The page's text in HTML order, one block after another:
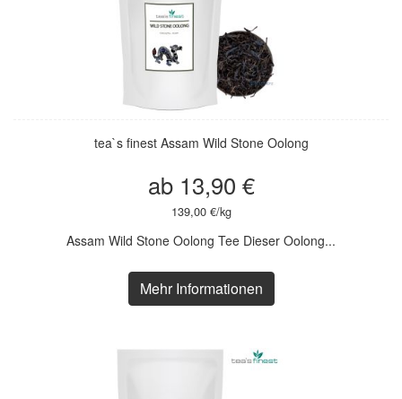
tea`s finest Assam Wild Stone Oolong
ab 13,90 €
139,00 €/kg
Assam Wild Stone Oolong Tee Dieser Oolong...
Mehr Informationen